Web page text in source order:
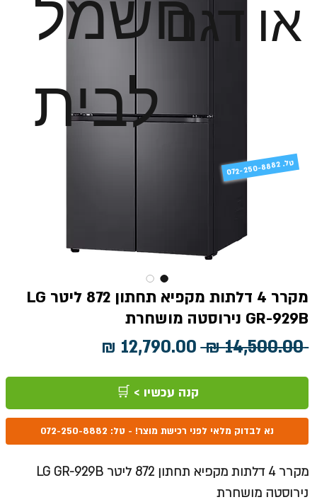
או דגם
לבית
מקרר 4 דלתות מקפיא תחתון 872 ליטר LG
GR-929B נירוסטה מושחרת
‏14,500.00 ‏₪
מחיר
רגיל
מבצע
קנה עכשיו > 🛒
נא לבדוק מלאי לפני רכישת מוצר! - טל: 072-250-8882
מקרר 4 דלתות מקפיא תחתון 872 ליטר LG GR-929B
נירוסטה מושחרת
072-250-8882 .טל